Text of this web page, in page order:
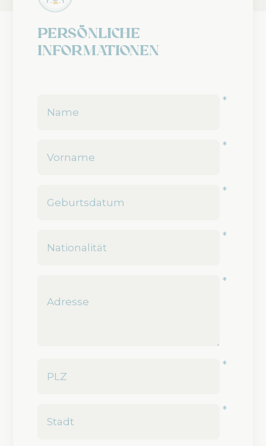
Persönliche
Informationen
*
*
*
*
*
*
*